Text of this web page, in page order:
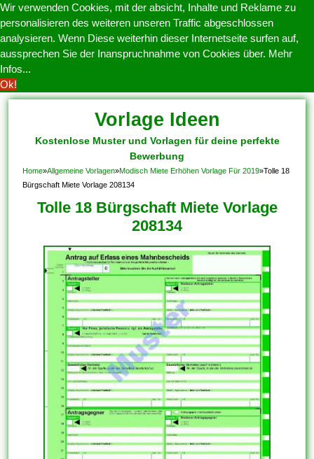
Wir verwenden Cookies, mit der absicht, Inhalte und Reklame zu
personalisieren des weiteren unseren Traffic abgeschlossen
analysieren. Wenn Diese weiterhin dieser Internetseite surfen auf,
aussprechen Sie der Inanspruchnahme von Cookies über. Mehr
Infos...
Ok!
Vorlage Ideen
Kostenlose Muster und Vorlagen für deine perfekte
Bewerbung
Home»Allgemeine Vorlagen»Modisch Miete Erhöhen Vorlage Für 2019»Tolle 18
Bürgschaft Miete Vorlage 208134
Tolle 18 Bürgschaft Miete Vorlage
208134